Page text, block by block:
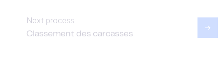
Next process
Classement des carcasses